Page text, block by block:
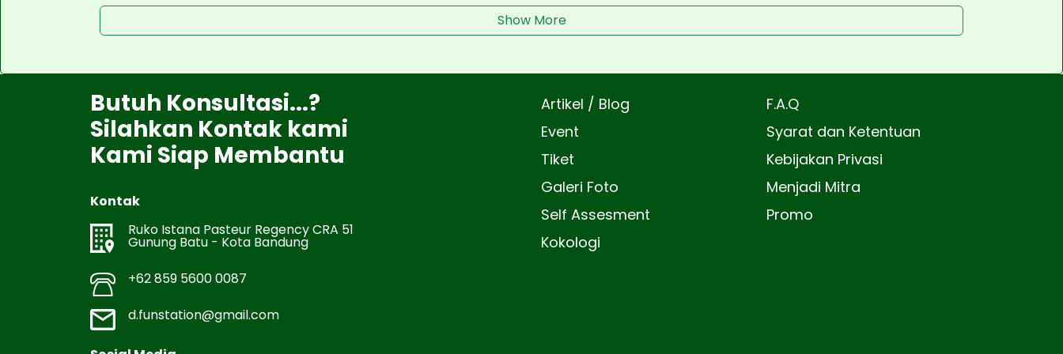
Show More
Butuh Konsultasi...?
Silahkan Kontak kami
Kami Siap Membantu
Kontak
Ruko Istana Pasteur Regency CRA 51
Gunung Batu - Kota Bandung
+62 859 5600 0087
d.funstation@gmail.com
Artikel / Blog
Event
Tiket
Galeri Foto
Self Assesment
Kokologi
F.A.Q
Syarat dan Ketentuan
Kebijakan Privasi
Menjadi Mitra
Promo